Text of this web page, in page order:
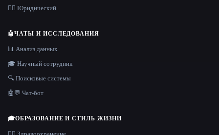
👩‍⚖️ Юридический
🤖ЧАТЫ И ИССЛЕДОВАНИЯ
📊 Анализ данных
🎓 Научный сотрудник
🔍 Поисковые системы
🤖💬 Чат-бот
🎓ОБРАЗОВАНИЕ И СТИЛЬ ЖИЗНИ